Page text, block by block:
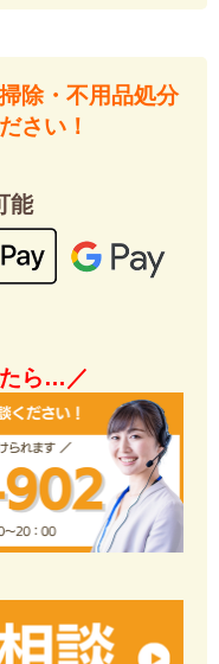
除・不用品処分
さい！
能
ら…／